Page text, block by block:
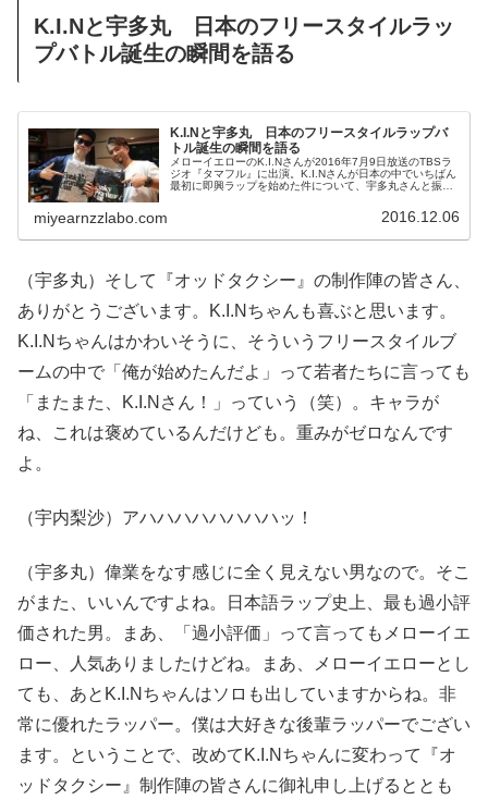
K.I.Nと宇多丸 日本のフリースタイルラッ
プバトル誕生の瞬間を語る
K.I.Nと宇多丸 日本のフリースタイルラップバ
トル誕生の瞬間を語る
メローイエローのK.I.Nさんが2016年7月9日放送のTBSラ
ジオ『タマフル』に出演。K.I.Nさんが日本の中でいちばん
最初に即興ラップを始めた件について、宇多丸さんと振り
miyearnzzlabo.com 2016.12.06
（宇多丸）そして『オッドタクシー』の制作陣の皆さん、
ありがとうございます。K.I.Nちゃんも喜ぶと思います。
K.I.Nちゃんはかわいそうに、そういうフリースタイルブ
ームの中で「俺が始めたんだよ」って若者たちに言っても
「またまた、K.I.Nさん！」っていう（笑）。キャラが
ね、これは褒めているんだけども。重みがゼロなんです
よ。
（宇内梨沙）アハハハハハハハハッ！
（宇多丸）偉業をなす感じに全く見えない男なので。そこ
がまた、いいんですよね。日本語ラップ史上、最も過小評
価された男。まあ、「過小評価」って言ってもメローイエ
ロー、人気ありましたけどね。まあ、メローイエローとし
ても、あとK.I.Nちゃんはソロも出していますからね。非
常に優れたラッパー。僕は大好きな後輩ラッパーでござい
ます。ということで、改めてK.I.Nちゃんに変わって『オ
ッドタクシー』制作陣の皆さんに御礼申し上げるととも